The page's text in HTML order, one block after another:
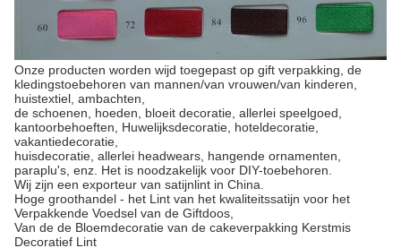
Onze producten worden wijd toegepast op gift verpakking, de
kledingstoebehoren van mannen/van vrouwen/van kinderen,
huistextiel, ambachten,
de schoenen, hoeden, bloeit decoratie, allerlei speelgoed,
kantoorbehoeften, Huwelijksdecoratie, hoteldecoratie,
vakantiedecoratie,
huisdecoratie, allerlei headwears, hangende ornamenten,
paraplu's, enz. Het is noodzakelijk voor DIY-toebehoren.
Wij zijn een exporteur van satijnlint in China.
Hoge groothandel - het Lint van het kwaliteitssatijn voor het
Verpakkende Voedsel van de Giftdoos,
Van de de Bloemdecoratie van de cakeverpakking Kerstmis
Decoratief Lint